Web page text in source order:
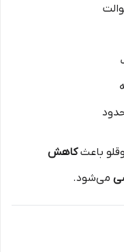
باعثکاهش
می‌شود.